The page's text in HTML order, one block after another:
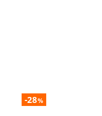
-28%